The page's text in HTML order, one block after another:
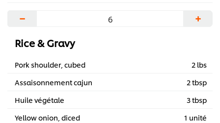
−
+
Rice & Gravy
Pork shoulder, cubed
2 lbs
Assaisonnement cajun
2 tbsp
Huile végétale
3 tbsp
Yellow onion, diced
1 unité